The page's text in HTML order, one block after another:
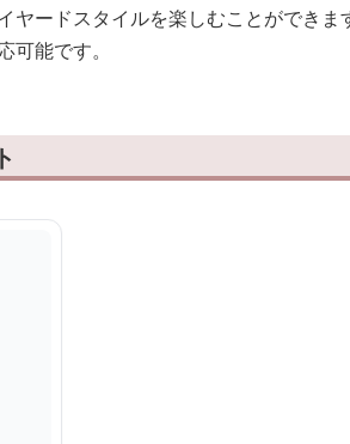
ードスタイルを楽しむことができま
能です。